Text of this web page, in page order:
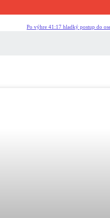
Po výhre 41:17 hladký postup do